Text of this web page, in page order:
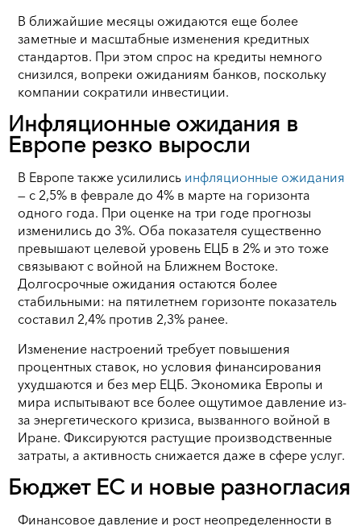
В ближайшие месяцы ожидаются еще более
заметные и масштабные изменения кредитных
стандартов. При этом спрос на кредиты немного
снизился, вопреки ожиданиям банков, поскольку
компании сократили инвестиции.
Инфляционные ожидания в
Европе резко выросли
В Европе также усилились инфляционные ожидания
— с 2,5% в феврале до 4% в марте на горизонта
одного года. При оценке на три годе прогнозы
изменились до 3%. Оба показателя существенно
превышают целевой уровень ЕЦБ в 2% и это тоже
связывают с войной на Ближнем Востоке.
Долгосрочные ожидания остаются более
стабильными: на пятилетнем горизонте показатель
составил 2,4% против 2,3% ранее.
Изменение настроений требует повышения
процентных ставок, но условия финансирования
ухудшаются и без мер ЕЦБ. Экономика Европы и
мира испытывают все более ощутимое давление из-
за энергетического кризиса, вызванного войной в
Иране. Фиксируются растущие производственные
затраты, а активность снижается даже в сфере услуг.
Бюджет ЕС и новые разногласия
Финансовое давление и рост неопределенности в